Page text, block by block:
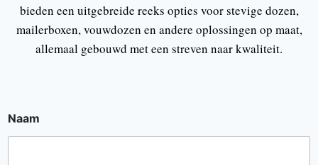
bieden een uitgebreide reeks opties voor stevige dozen,
mailerboxen, vouwdozen en andere oplossingen op maat,
allemaal gebouwd met een streven naar kwaliteit.
Naam